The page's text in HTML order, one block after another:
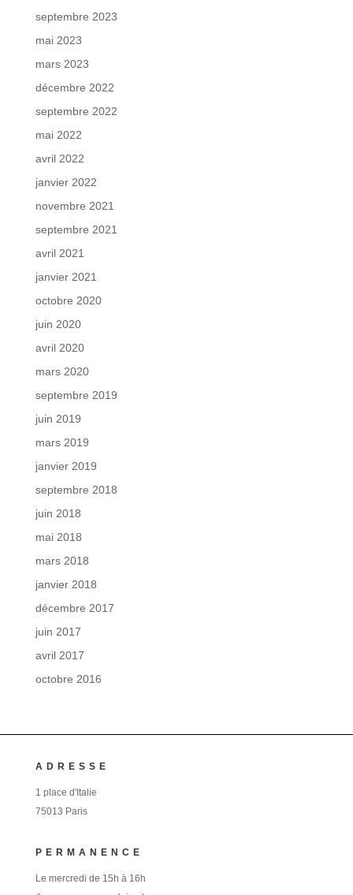
septembre 2023
mai 2023
mars 2023
décembre 2022
septembre 2022
mai 2022
avril 2022
janvier 2022
novembre 2021
septembre 2021
avril 2021
janvier 2021
octobre 2020
juin 2020
avril 2020
mars 2020
septembre 2019
juin 2019
mars 2019
janvier 2019
septembre 2018
juin 2018
mai 2018
mars 2018
janvier 2018
décembre 2017
juin 2017
avril 2017
octobre 2016
ADRESSE
1 place d'Italie
75013 Paris
PERMANENCE
Le mercredi de 15h à 16h